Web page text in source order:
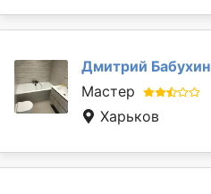
Дмитрий Бабухин
Мастер
Харьков